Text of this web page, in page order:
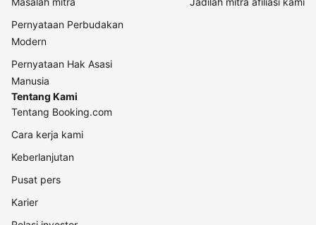
Pernyataan Perbudakan
Modern
Pernyataan Hak Asasi
Manusia
Tentang Kami
Tentang Booking.com
Cara kerja kami
Keberlanjutan
Pusat pers
Karier